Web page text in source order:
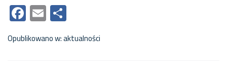
Facebook
Email
Opublikowano w:aktualności